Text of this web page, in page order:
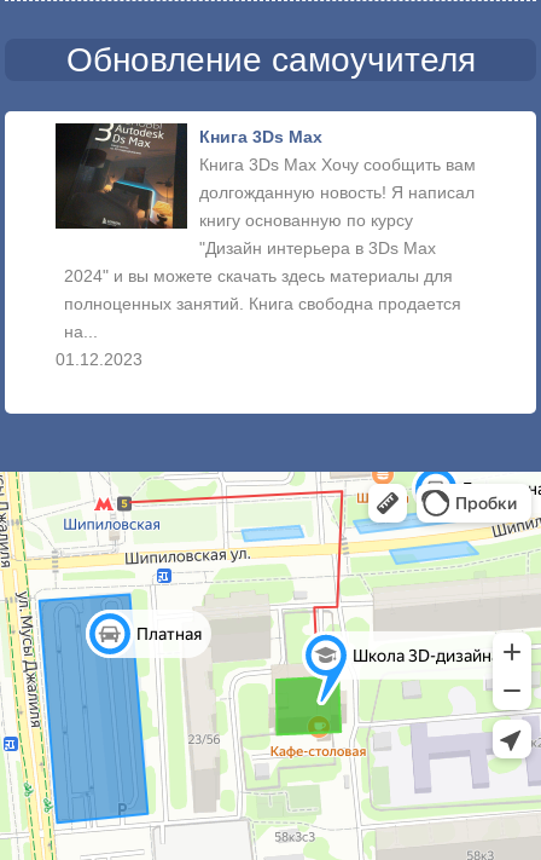
Обновление самоучителя
Книга 3Ds Max
Книга 3Ds Max Хочу сообщить вам
долгожданную новость! Я написал
книгу основанную по курсу
"Дизайн интерьера в 3Ds Max
2024" и вы можете скачать здесь материалы для
полноценных занятий. Книга свободна продается
на...
01.12.2023